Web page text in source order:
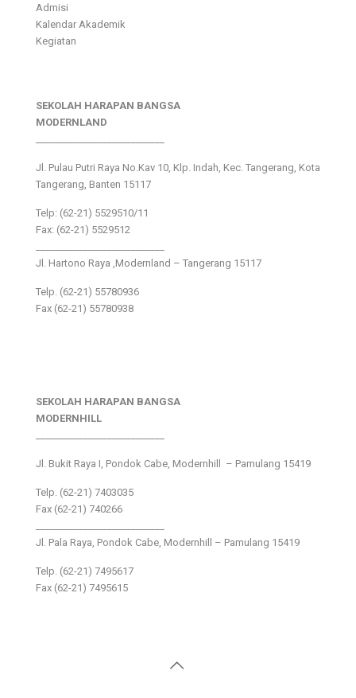
Admisi
Kalendar Akademik
Kegiatan
SEKOLAH HARAPAN BANGSA
MODERNLAND
Jl. Pulau Putri Raya No.Kav 10, Klp. Indah, Kec. Tangerang, Kota
Tangerang, Banten 15117
Telp: (62-21) 5529510/11
Fax: (62-21) 5529512
Jl. Hartono Raya ,Modernland – Tangerang 15117
Telp. (62-21) 55780936
Fax (62-21) 55780938
SEKOLAH HARAPAN BANGSA
MODERNHILL
Jl. Bukit Raya I, Pondok Cabe, Modernhill – Pamulang 15419
Telp. (62-21) 7403035
Fax (62-21) 740266
Jl. Pala Raya, Pondok Cabe, Modernhill – Pamulang 15419
Telp. (62-21) 7495617
Fax (62-21) 7495615